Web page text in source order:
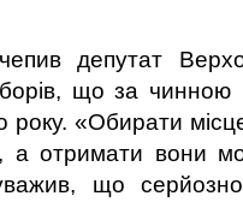
депутат
що за чинною
року. «Обирати
отримати вони
що